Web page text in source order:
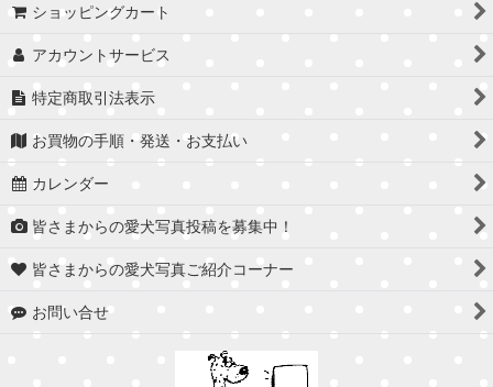
ショッピングカート
アカウントサービス
特定商取引法表示
お買物の手順・発送・お支払い
カレンダー
皆さまからの愛犬写真投稿を募集中！
皆さまからの愛犬写真ご紹介コーナー
お問い合せ